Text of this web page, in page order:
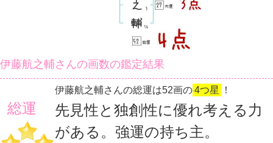
伊藤航之輔さんの画数の鑑定結果
総運
伊藤航之輔さんの総運は52画の4つ星 ！
先見性と独創性に優れ考える力
がある。強運の持ち主。